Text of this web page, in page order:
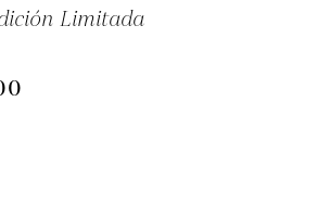
Limitada